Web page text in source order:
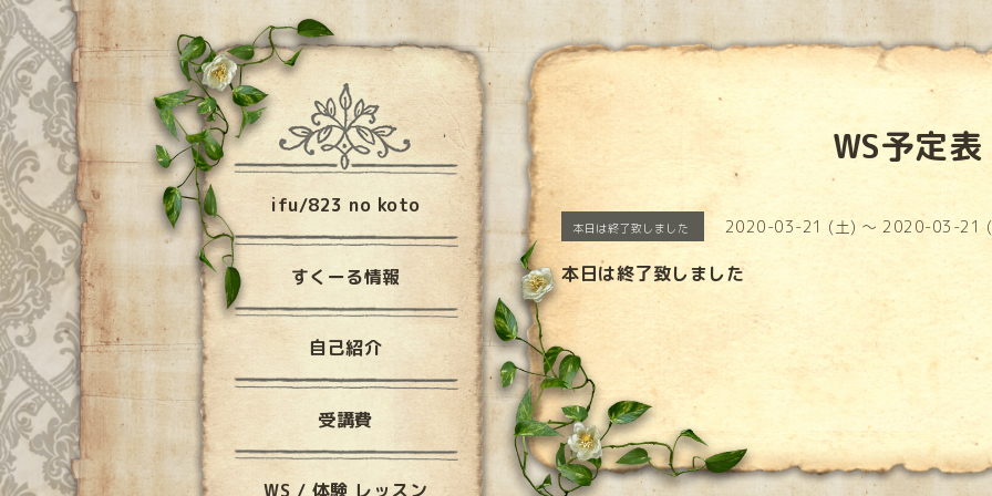
WS予定表
本日は終了致しました 2020-03-21 (土) ～ 2020-03-21
本日は終了致しました
ifu/823 no koto
すくーる情報
自己紹介
受講費
WS / 体験 レッスン